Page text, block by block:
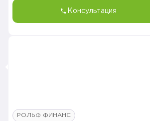
Консультация
РОЛЬФ ФИНАНС